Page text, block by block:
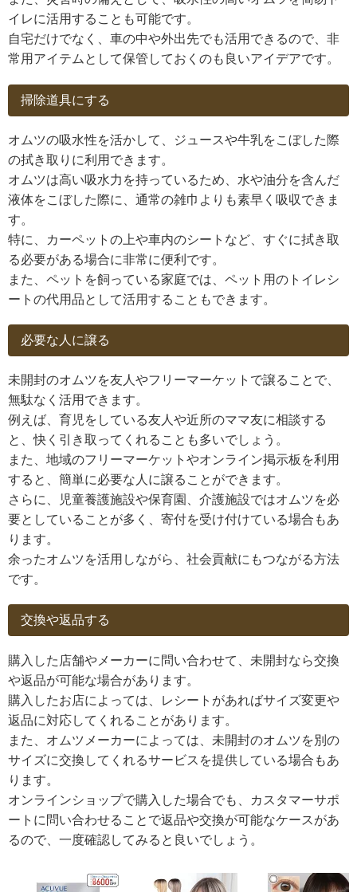
イレに活用することも可能です。
自宅だけでなく、車の中や外出先でも活用できるので、非
常用アイテムとして保管しておくのも良いアイデアです。
掃除道具にする
オムツの吸水性を活かして、ジュースや牛乳をこぼした際
の拭き取りに利用できます。
オムツは高い吸水力を持っているため、水や油分を含んだ
液体をこぼした際に、通常の雑巾よりも素早く吸収できま
す。
特に、カーペットの上や車内のシートなど、すぐに拭き取
る必要がある場合に非常に便利です。
また、ペットを飼っている家庭では、ペット用のトイレシ
ートの代用品として活用することもできます。
必要な人に譲る
未開封のオムツを友人やフリーマーケットで譲ることで、
無駄なく活用できます。
例えば、育児をしている友人や近所のママ友に相談する
と、快く引き取ってくれることも多いでしょう。
また、地域のフリーマーケットやオンライン掲示板を利用
すると、簡単に必要な人に譲ることができます。
さらに、児童養護施設や保育園、介護施設ではオムツを必
要としていることが多く、寄付を受け付けている場合もあ
ります。
余ったオムツを活用しながら、社会貢献にもつながる方法
です。
交換や返品する
購入した店舗やメーカーに問い合わせて、未開封なら交換
や返品が可能な場合があります。
購入したお店によっては、レシートがあればサイズ変更や
返品に対応してくれることがあります。
また、オムツメーカーによっては、未開封のオムツを別の
サイズに交換してくれるサービスを提供している場合もあ
ります。
オンラインショップで購入した場合でも、カスタマーサポ
ートに問い合わせることで返品や交換が可能なケースがあ
るので、一度確認してみると良いでしょう。